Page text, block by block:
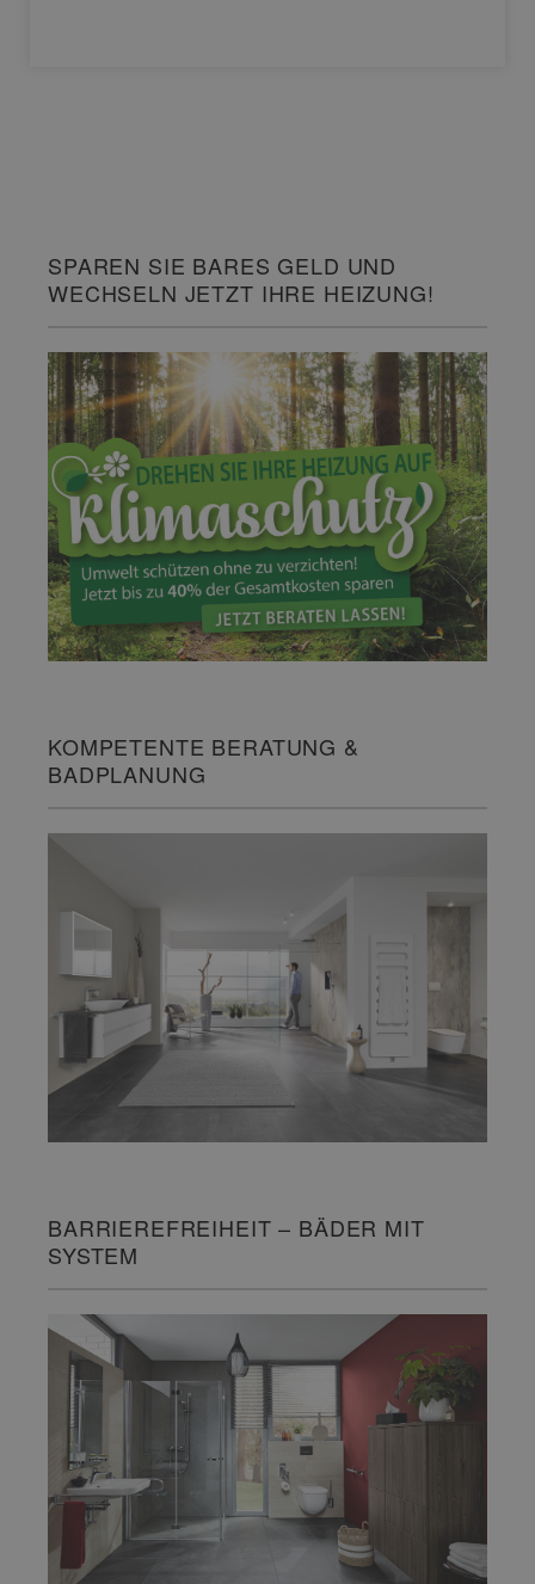
SPAREN SIE BARES GELD UND
WECHSELN JETZT IHRE HEIZUNG!
KOMPETENTE BERATUNG &
BADPLANUNG
BARRIEREFREIHEIT – BÄDER MIT
SYSTEM